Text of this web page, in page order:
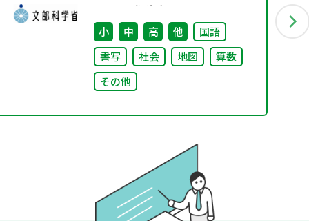
ついて（通知）
小 中 高 他
国語
書写
社会 地図
算数
その他